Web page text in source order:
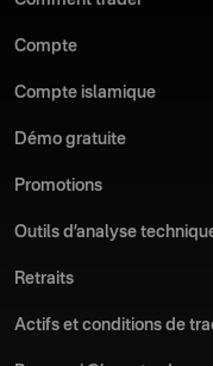
et améliorez votre
Compte
Compte islamique
Démo gratuite
Promotions
Outils d’analyse
Retraits
Actifs et conditions de